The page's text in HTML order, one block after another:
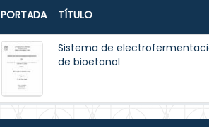
PORTADA TÍTULO
Sistema de
de bioetanol